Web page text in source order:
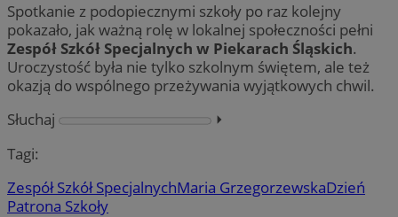
Spotkanie z podopiecznymi szkoły po raz kolejny
pokazało, jak ważną rolę w lokalnej społeczności pełni
Zespół Szkół Specjalnych w Piekarach Śląskich.
Uroczystość była nie tylko szkolnym świętem, ale też
okazją do wspólnego przeżywania wyjątkowych chwil.
Słuchaj
⏵︎
Tagi:
Zespół Szkół SpecjalnychMaria GrzegorzewskaDzień
Patrona Szkoły